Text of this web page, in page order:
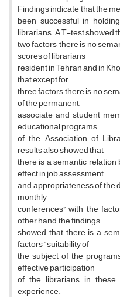
Findings indicate that the
been successful in
librarians. A T-test showed
two factors, there is no
scores of librarians
resident in Tehran and in
that except for
three factors there is no
of the permanent,
associate and student
educational programs
of the Association of
results also showed that
there is a semantic
effect in job assessment
and appropriateness of the
monthly
conferences” with the
other hand, the findings
showed that there is a
factors “suitability of
the subject of the
effective participation
of the librarians in
experience.